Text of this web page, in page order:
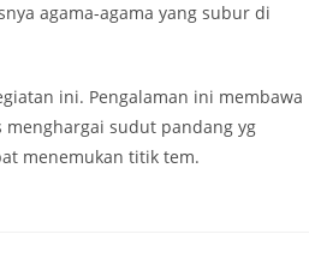
agama-agama yang subur di
ini. Pengalaman ini membawa
sudut pandang yg
menemukan titik tem.